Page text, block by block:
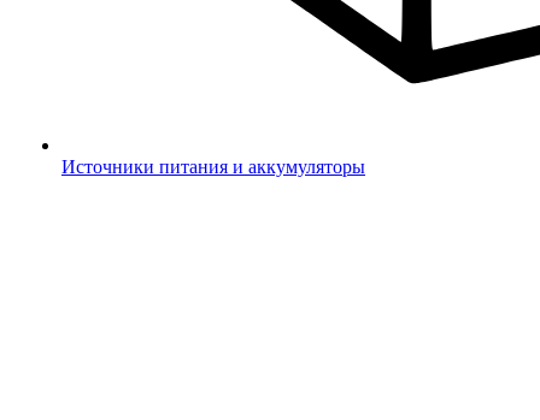
Источники питания и аккумуляторы